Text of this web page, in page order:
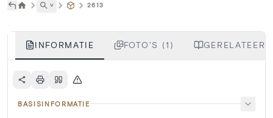
˅ 2613
INFORMATIE FOTO'S (1)
BASISINFORMATIE